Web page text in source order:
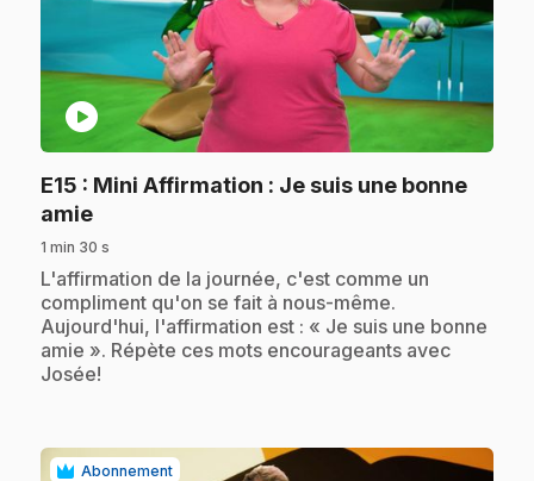
play_circle
E15 : Mini Affirmation : Je suis une bonne
amie.
1 min 30 s
.L'affirmation de la journée, c'est comme un
compliment qu'on se fait à nous-même.
Aujourd'hui, l'affirmation est : « Je suis une bonne
amie ». Répète ces mots encourageants avec
Josée!
Abonnement